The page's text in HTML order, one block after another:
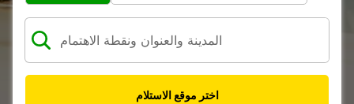
اختر موقع الاستلام